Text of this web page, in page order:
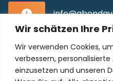
Wir schätzen Ihre
Wir verwenden Cookies,
verbessern,
einzusetzen und unseren
Blissestraße